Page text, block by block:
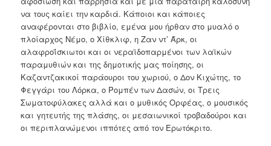
να τους καίει την καρδιά. Κάποιοι και κάποιες
αναφέρονται στο βιβλίο, εμένα μου ήρθαν στο μυαλό ο
πλοίαρχος Νέμο, ο Χίθκλιφ, η Ζαν ντ’ Άρκ, οι
αλαφροΐσκιωτοι και οι νεραϊδοπαρμένοι των λαϊκών
παραμυθιών και της δημοτικής μας ποίησης, οι
Καζαντζακικοί παράουροι του χωριού, ο Δον Κιχώτης, το
Φεγγάρι του Λόρκα, ο Ρομπέν των Δασών, οι Τρεις
Σωματοφύλακες αλλά και ο μυθικός Ορφέας, ο μουσικός
και γητευτής της πλάσης, οι μεσαιωνικοί τροβαδούροι και
οι περιπλανώμενοι ιππότες από τον Ερωτόκριτο.